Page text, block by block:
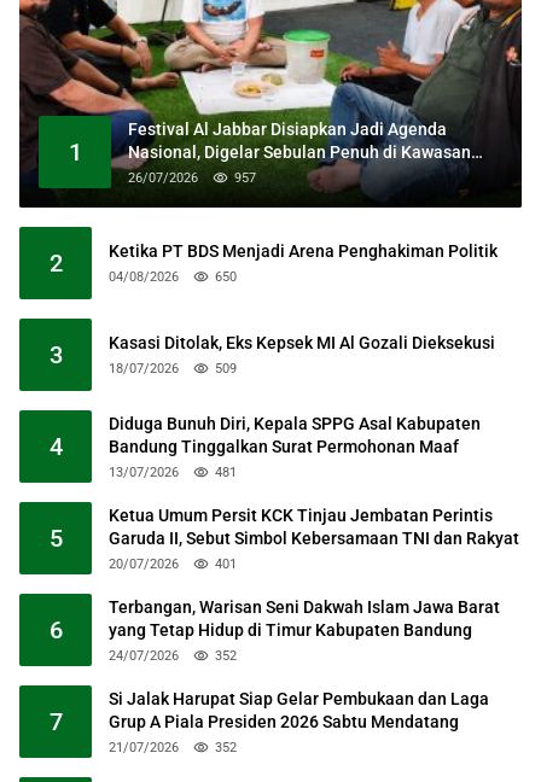
1
Festival Al Jabbar Disiapkan Jadi Agenda
Nasional, Digelar Sebulan Penuh di Kawasan
Masjid Raya Al Jabbar
26/07/2026 957
2 Ketika PT BDS Menjadi Arena Penghakiman Politik
04/08/2026 650
3 Kasasi Ditolak, Eks Kepsek MI Al Gozali Dieksekusi
18/07/2026 509
4
Diduga Bunuh Diri, Kepala SPPG Asal Kabupaten
Bandung Tinggalkan Surat Permohonan Maaf
13/07/2026 481
5
Ketua Umum Persit KCK Tinjau Jembatan Perintis
Garuda II, Sebut Simbol Kebersamaan TNI dan Rakyat
20/07/2026 401
6
Terbangan, Warisan Seni Dakwah Islam Jawa Barat
yang Tetap Hidup di Timur Kabupaten Bandung
24/07/2026 352
7
Si Jalak Harupat Siap Gelar Pembukaan dan Laga
Grup A Piala Presiden 2026 Sabtu Mendatang
21/07/2026 352